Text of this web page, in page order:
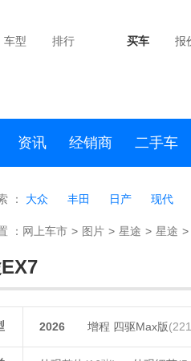
车型 排行 买车 报
资讯 经销商 二手车
： 大众 丰田 日产 现代
： 网上车市 > 图片 > 星途 > 星途 >
2026 增程 四驱Max版